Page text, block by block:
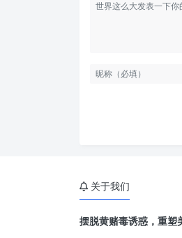
关于我们
摆脱黄赌毒诱惑，重